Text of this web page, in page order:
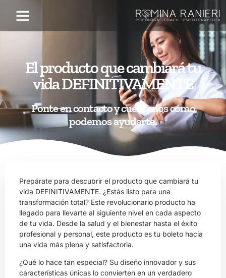
El producto que cambiará tu
vida DEFINITIVAMENTE
Ponte en contacto y cuéntanos cómo
podemos ayudarte.
Prepárate para descubrir el producto que cambiará tu
vida DEFINITIVAMENTE. ¿Estás listo para una
transformación total? Este revolucionario producto ha
llegado para llevarte al siguiente nivel en cada aspecto
de tu vida. Desde la salud y el bienestar hasta el éxito
profesional y personal, este producto es tu boleto hacia
una vida más plena y satisfactoria.
¿Qué lo hace tan especial? Su diseño innovador y sus
características únicas lo convierten en un verdadero